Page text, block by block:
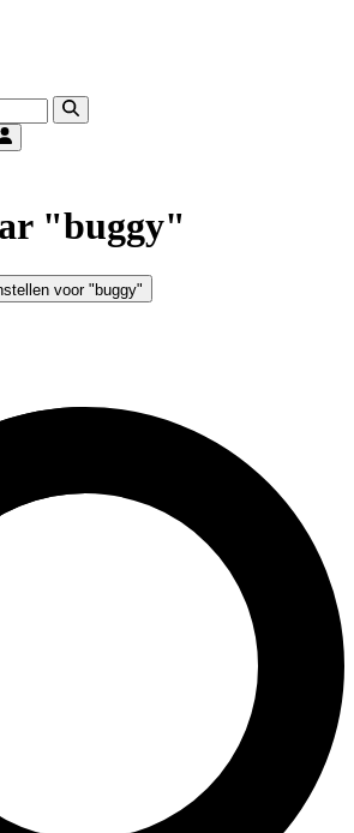
"buggy"
voor "buggy"